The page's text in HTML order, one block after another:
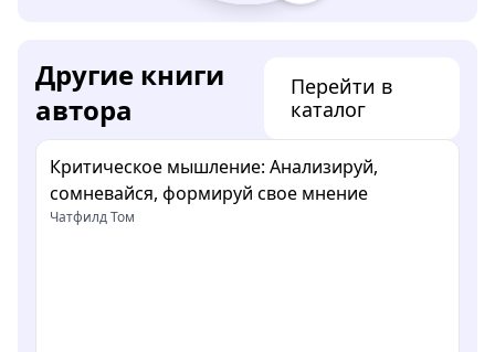
Другие книги
автора
Перейти в
каталог
Критическое мышление: Анализируй,
сомневайся, формируй свое мнение
Чатфилд Том